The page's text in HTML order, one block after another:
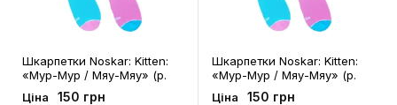
Шкарпетки Noskar: Kitten:
«Мур-Мур / Мяу-Мяу» (р.
41-45), (91419)
Ціна 150 грн
Шкарпетки Noskar: Kitten:
«Мур-Мур / Мяу-Мяу» (р.
36-40), (91418)
Ціна 150 грн